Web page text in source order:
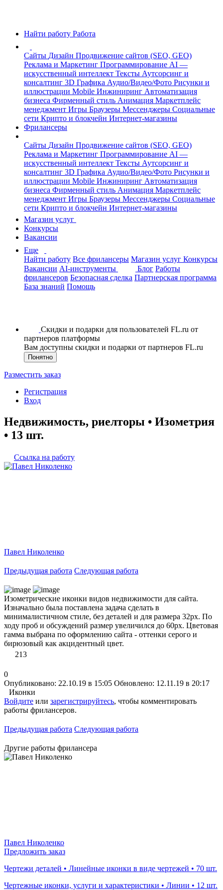
Найти работу Работа
Сайты Дизайн Продвижение сайтов (SEO, GEO)
Реклама и Маркетинг Программирование AI —
искусственный интеллект Тексты Аутсорсинг и
консалтинг 3D Графика Аудио/Видео/Фото Рисунки и
иллюстрации Mobile Инжиниринг Автоматизация
бизнеса Фирменный стиль Анимация Маркетплейс
менеджмент Игры Браузеры Мессенджеры Социальные
сети Крипто и блокчейн Интернет-магазины
Фрилансеры
Сайты Дизайн Продвижение сайтов (SEO, GEO)
Реклама и Маркетинг Программирование AI —
искусственный интеллект Тексты Аутсорсинг и
консалтинг 3D Графика Аудио/Видео/Фото Рисунки и
иллюстрации Mobile Инжиниринг Автоматизация
бизнеса Фирменный стиль Анимация Маркетплейс
менеджмент Игры Браузеры Мессенджеры Социальные
сети Крипто и блокчейн Интернет-магазины
Магазин услуг
Конкурсы
Вакансии
Еще
Найти работу Все фрилансеры Магазин услуг Конкурсы
Вакансии AI-инструменты Блог Работы
фрилансеров Безопасная сделка Партнерская программа
База знаний Помощь
Скидки и подарки для пользователей FL.ru от
партнеров платформы
Вам доступны скидки и подарки от партнеров FL.ru
Понятно
Разместить заказ
Регистрация
Вход
Недвижимость, риелторы • Изометрия
• 13 шт.
Ссылка на работу
Павел Николенко
Предыдущая работа Следующая работа
Изометрические иконки видов недвижимости для сайта.
Изначально была поставлена задача сделать в
минималистичном стиле, без деталей и для размера 32рх. По
ходу проб и обсуждений размер увеличился до 60рх. Цветовая
гамма выбрана по оформлению сайта - оттенки серого и
бирюзовый как акцидентный цвет.
213
0
Опубликовано: 22.10.19 в 15:05 Обновлено: 12.11.19 в 20:17
Иконки
Войдите или зарегистрируйтесь, чтобы комментировать
работы фрилансеров.
Предыдущая работа Следующая работа
Другие работы фрилансера
Павел Николенко
Предложить заказ
Чертежи деталей • Линейные иконки в виде чертежей • 70 шт.
Чертежные иконки, услуги и характеристики • Линии • 12 шт.